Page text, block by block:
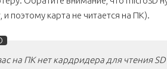
и поэтому карта не читается на ПК).
на ПК нет кардридера для чтения